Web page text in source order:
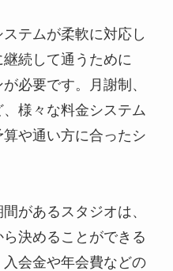
テムが柔軟に対応し
続して通うために
必要です。月謝制、
様々な料金システム
や通い方に合ったシ
があるスタジオは、
決めることができる
会金や年会費などの